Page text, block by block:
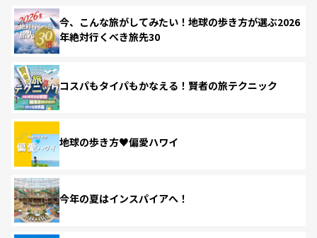
今、こんな旅がしてみたい！地球の歩き方が選ぶ2026
年絶対行くべき旅先30
コスパもタイパもかなえる！賢者の旅テクニック
地球の歩き方♥偏愛ハワイ
今年の夏はインスパイアへ！